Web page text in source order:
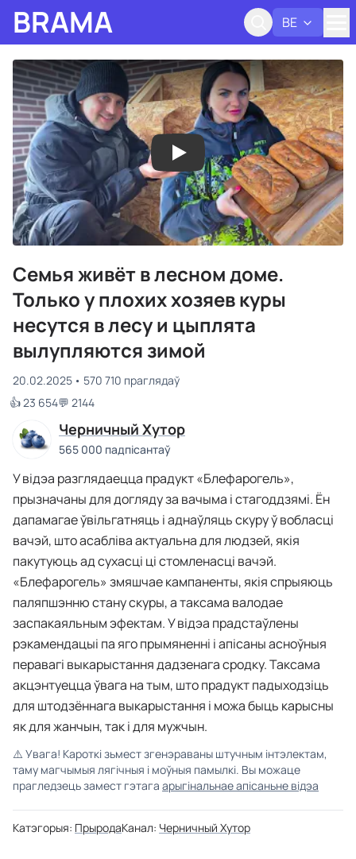
BRAMA BE
Семья живёт в лесном доме.
Только у плохих хозяев куры
несутся в лесу и цыплята
вылупляются зимой
20.02.2025
570 710 праглядаў
👍 23 654💬 2144
Черничный Хутор
565 000 падпісантаў
У відэа разглядаецца прадукт «Блефарогель»,
прызначаны для догляду за вачыма і стагоддзямі. Ён
дапамагае ўвільгатняць і аднаўляць скуру ў вобласці
вачэй, што асабліва актуальна для людзей, якія
пакутуюць ад сухасці ці стомленасці вачэй.
«Блефарогель» змяшчае кампаненты, якія спрыяюць
паляпшэнню стану скуры, а таксама валодае
заспакаяльным эфектам. У відэа прадстаўлены
рэкамендацыі па яго прымяненні і апісаны асноўныя
перавагі выкарыстання дадзенага сродку. Таксама
акцэнтуецца ўвага на тым, што прадукт падыходзіць
для штодзённага выкарыстання і можа быць карысны
як для жанчын, так і для мужчын.
⚠️ Увага! Кароткі зьмест згенэраваны штучным інтэлектам,
таму магчымыя лягічныя і моўныя памылкі. Вы можаце
прагледзець замест гэтага арыгінальнае апісаньне відэа
Катэгорыя: ПрыродаКанал: Черничный Хутор